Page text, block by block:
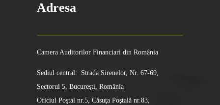
Adresa
Camera Auditorilor Financiari din România
Sediul central: Strada Sirenelor, Nr. 67-69,
Sectorul 5, Bucureşti, România
Oficiul Poştal nr.5, Căsuţa Poştală nr.83,